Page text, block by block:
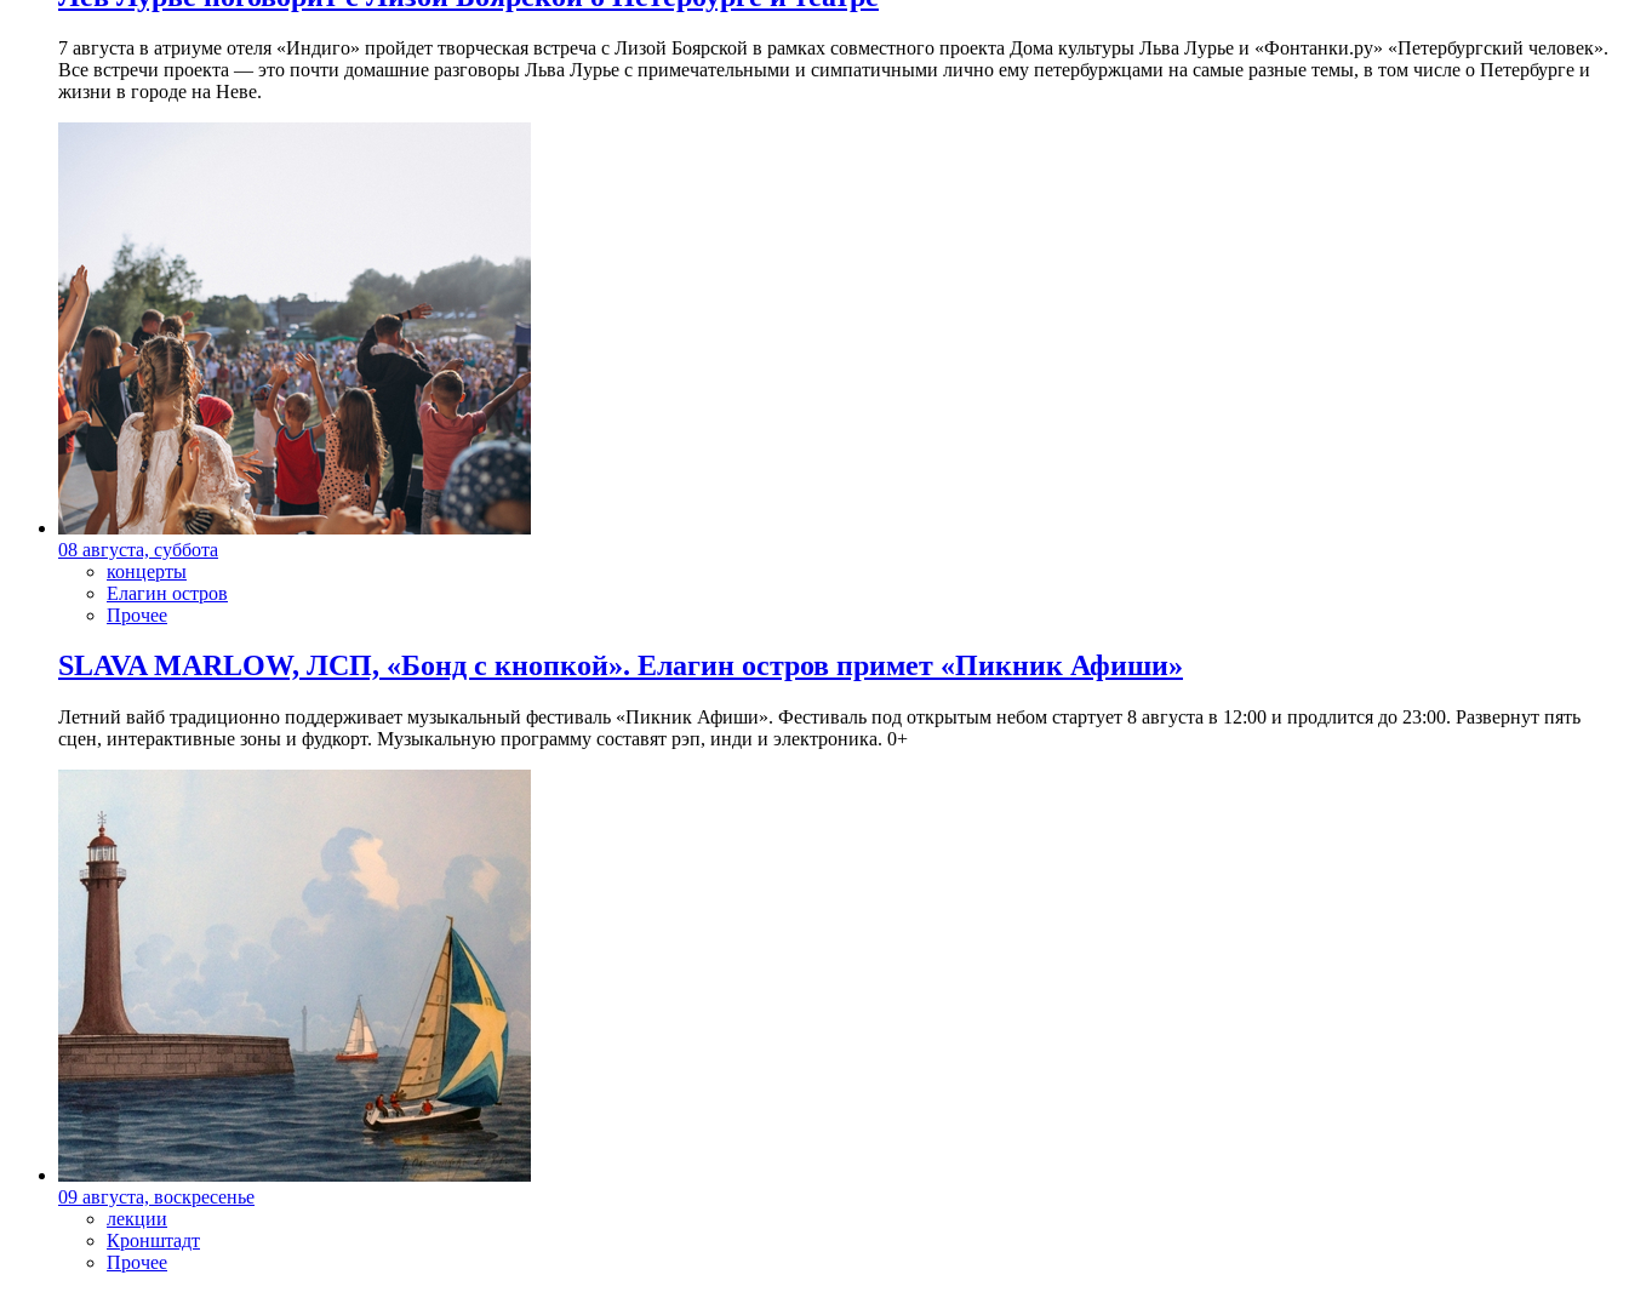
7 августа в атриуме отеля «Индиго» пройдет творческая встреча с Лизой Боярской в рамках совместного проекта Дома культуры Льва Лурье и «Фонтанки.ру» «Петербургский человек».
Все встречи проекта — это почти домашние разговоры Льва Лурье с примечательными и симпатичными лично ему петербуржцами на самые разные темы, в том числе о Петербурге и
жизни в городе на Неве.
08 августа, суббота
концерты
Елагин остров
Прочее
SLAVA MARLOW, ЛСП, «Бонд с кнопкой». Елагин остров примет «Пикник Афиши»
Летний вайб традиционно поддерживает музыкальный фестиваль «Пикник Афиши». Фестиваль под открытым небом стартует 8 августа в 12:00 и продлится до 23:00. Развернут пять
сцен, интерактивные зоны и фудкорт. Музыкальную программу составят рэп, инди и электроника. 0+
09 августа, воскресенье
лекции
Кронштадт
Прочее